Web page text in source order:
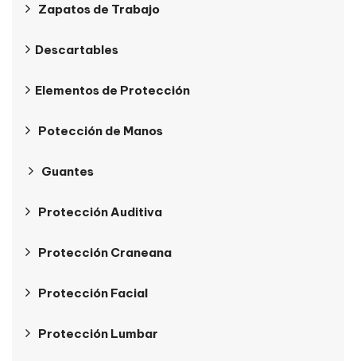
Zapatos de Trabajo
Descartables
Elementos de Protección
Potección de Manos
Guantes
Protección Auditiva
Protección Craneana
Protección Facial
Protección Lumbar